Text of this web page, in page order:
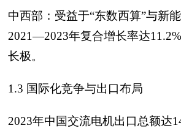
中西部：受益于“东数西算”与新
2021—2023年复合增长率达
长极。
1.3 国际化竞争与出口布局
2023年中国交流电机出口总额达